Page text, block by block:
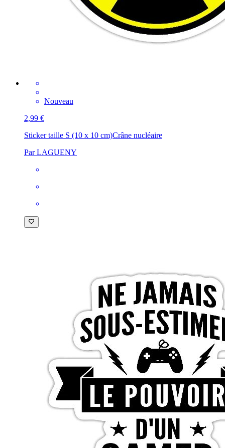
Nouveau
2,99 €
Sticker taille S (10 x 10 cm)Crâne nucléaire
Par LAGUENY